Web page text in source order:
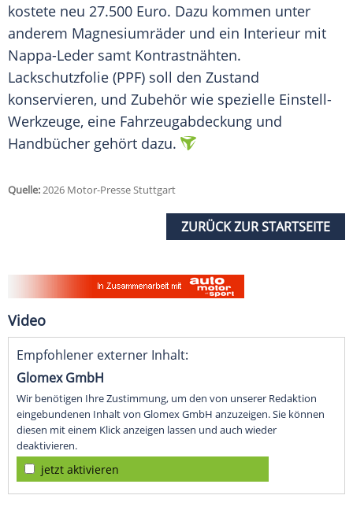
kostete neu 27.500 Euro. Dazu kommen unter
anderem Magnesiumräder und ein Interieur mit
Nappa-Leder samt Kontrastnähten.
Lackschutzfolie (PPF) soll den Zustand
konservieren, und Zubehör wie spezielle Einstell-
Werkzeuge, eine Fahrzeugabdeckung und
Handbücher gehört dazu.
Quelle:2026 Motor-Presse Stuttgart
ZURÜCK ZUR STARTSEITE
Video
Empfohlener externer Inhalt:
Glomex GmbH
Wir benötigen Ihre Zustimmung, um den von unserer Redaktion
eingebundenen Inhalt von Glomex GmbH anzuzeigen. Sie können
diesen mit einem Klick anzeigen lassen und auch wieder
deaktivieren.
jetzt aktivieren